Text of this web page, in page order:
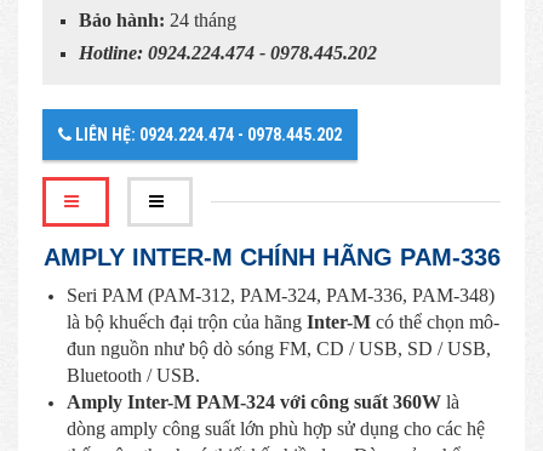
Bảo hành: 24 tháng
Hotline: 0924.224.474 - 0978.445.202
LIÊN HỆ: 0924.224.474 - 0978.445.202
AMPLY INTER-M CHÍNH HÃNG PAM-336
Seri PAM (PAM-312, PAM-324, PAM-336, PAM-348)
là bộ khuếch đại trộn của hãng Inter-M có thể chọn mô-
đun nguồn như bộ dò sóng FM, CD / USB, SD / USB,
Bluetooth / USB.
Amply Inter-M PAM-324 với công suất 360W là
dòng amply công suất lớn phù hợp sử dụng cho các hệ